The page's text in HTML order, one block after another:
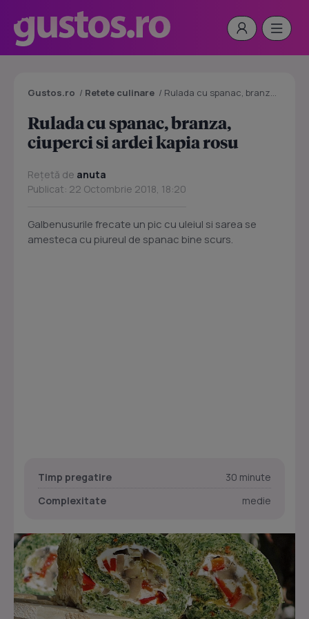
Gustos.ro / Retete culinare / Rulada cu spanac, branza, ciuperci si ardei kapia rosu
Rulada cu spanac, branza,
ciuperci si ardei kapia rosu
Rețetă de anuta
Publicat: 22 Octombrie 2018, 18:20
Galbenusurile frecate un pic cu uleiul si sarea se
amesteca cu piureul de spanac bine scurs.
Timp pregatire
30 minute
Complexitate
medie